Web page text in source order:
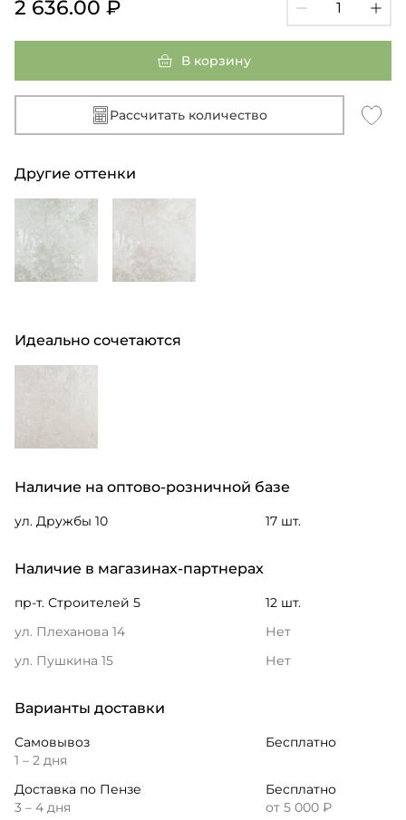
2 636.00 ₽
В корзину
Рассчитать количество
Другие оттенки
Идеально сочетаются
Наличие на оптово-розничной базе
ул. Дружбы 10 17 шт.
Наличие в магазинах-партнерах
пр-т. Строителей 5
12 шт.
ул. Плеханова 14
Нет
ул. Пушкина 15
Нет
Варианты доставки
Самовывоз
1 – 2 дня
Бесплатно
Доставка по Пензе
3 – 4 дня
Бесплатно
от 5 000 ₽